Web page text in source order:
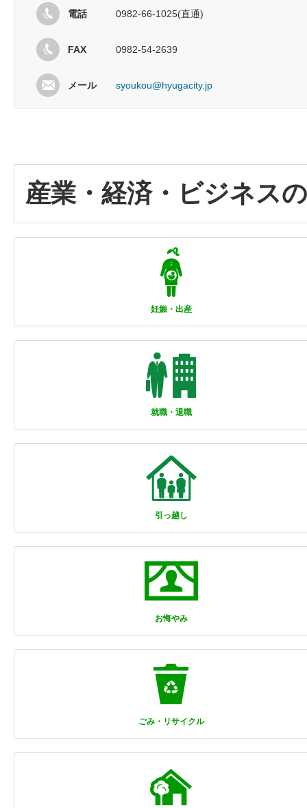
電話 0982-66-1025(直通)
FAX 0982-54-2639
メール syoukou@hyugacity.jp
産業・経済・ビジネス
妊娠・出産
就職・退職
引っ越し
お悔やみ
ごみ・リサイクル